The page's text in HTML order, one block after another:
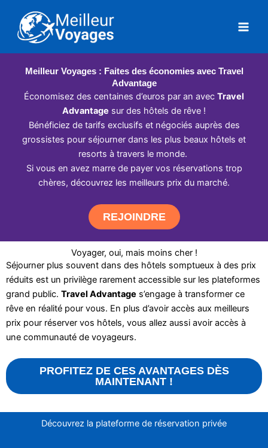
contenu
Meilleur Voyages : Faites des économies avec Travel
Advantage
Économisez des centaines d’euros par an avec Travel
Advantage sur des hôtels de rêve !
Bénéficiez de tarifs exclusifs et négociés auprès des
grossistes pour séjourner dans les plus beaux hôtels et
resorts à travers le monde.
Si vous en avez marre de payer vos réservations trop
chères, découvrez les meilleurs prix du marché.
REJOINDRE
Voyager, oui, mais moins cher !
Séjourner plus souvent dans des hôtels somptueux à des prix
réduits est un privilège rarement accessible sur les plateformes
grand public. Travel Advantage s’engage à transformer ce
rêve en réalité pour vous. En plus d’avoir accès aux meilleurs
prix pour réserver vos hôtels, vous allez aussi avoir accès à
une communauté de voyageurs.
PROFITEZ DE CES AVANTAGES DÈS
MAINTENANT !
Découvrez la plateforme de réservation privée